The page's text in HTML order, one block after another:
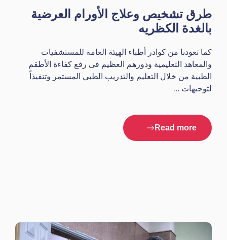
طرق تشخيص وعلاج الأورام العرضية
بالغدة الكظريه
كما تعودنا من كوادر أطباء الهيئة العامة للمستشفيات
والمعاهد التعليمية ودورهم العظيم فى رفع كفاءة الأطقم
الطبية من خلال التعليم والتدريب الطبي المستمر وتنفيذاً
لتوجيهات …
Read more